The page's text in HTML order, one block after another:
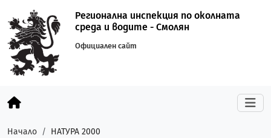
Регионална инспекция по околната
среда и водите - Смолян
Официален сайт
Начало
НАТУРА 2000